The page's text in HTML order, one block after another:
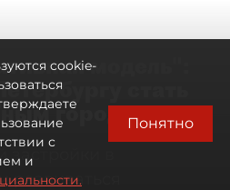
модель":
стать
городом
в
развиваться
cookie-
с
и
Понятно